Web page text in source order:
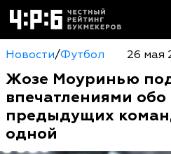
Новости/Футбол 26 мая
Жозе Моуринью
впечатлениями обо
предыдущих
одной